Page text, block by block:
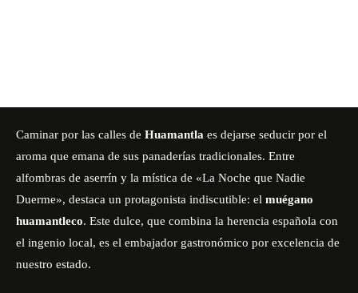
Caminar por las calles de Huamantla es dejarse seducir por el
aroma que emana de sus panaderías tradicionales. Entre
alfombras de aserrín y la mística de «La Noche que Nadie
Duerme», destaca un protagonista indiscutible: el muégano
huamantleco. Este dulce, que combina la herencia española con
el ingenio local, es el embajador gastronómico por excelencia de
nuestro estado.